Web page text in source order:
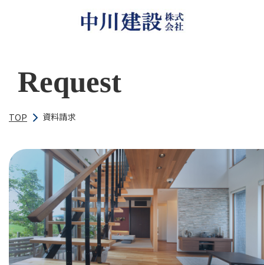
Request
TOP 資料請求